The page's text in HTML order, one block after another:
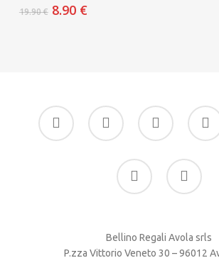
19.90€ Il
8.90 €Il
facebook
google-
plus
instagram
phone email
Bellino Regali Avola srls
P.zza Vittorio Veneto 30 – 96012